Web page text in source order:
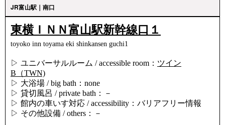
JR富山駅｜南口
東横ＩＮＮ富山駅新幹線口１
toyoko inn toyama eki shinkansen guchi1
▷ ユニバーサルルーム / accessible room： ツイン
B（TWN)
▷ 大浴場 / big bath：none
▷ 貸切風呂 / private bath：－
▷ 館内の車いす対応 / accessibility：バリアフリー情報
▷ その他設備 / others：－